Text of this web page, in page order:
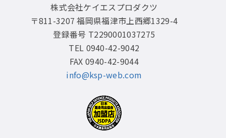
株式会社ケイエスプロダクツ
〒811-3207 福岡県福津市上西郷1329-4
登録番号 T2290001037275
TEL 0940-42-9042
FAX 0940-42-9044
info@ksp-web.com